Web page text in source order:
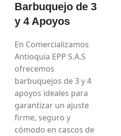
Barbuquejo de 3
y 4 Apoyos
En Comercializamos
Antioquia EPP S.A.S
ofrecemos
barbuquejos de 3 y 4
apoyos ideales para
garantizar un ajuste
firme, seguro y
cómodo en cascos de